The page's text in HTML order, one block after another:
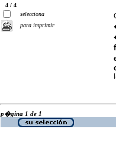
4 / 4
selecciona
para imprimir
p�gina 1 de 1